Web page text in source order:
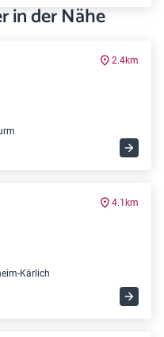
in der Nähe
2.4km
4.1km
Kärlich